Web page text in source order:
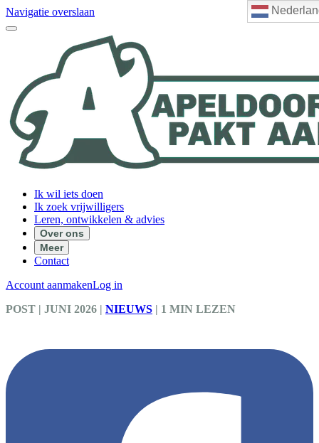
Navigatie overslaan
Ik wil iets doen
Ik zoek vrijwilligers
Leren, ontwikkelen & advies
Over ons
Meer
Contact
Account aanmakenLog in
POST | JUNI 2026 | NIEUWS | 1 MIN LEZEN